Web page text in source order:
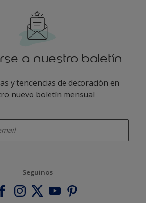
a nuestro boletín
y tendencias de decoración en
nuevo boletín mensual
Seguinos